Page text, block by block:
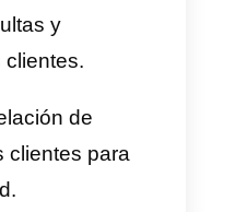
de
las dudas